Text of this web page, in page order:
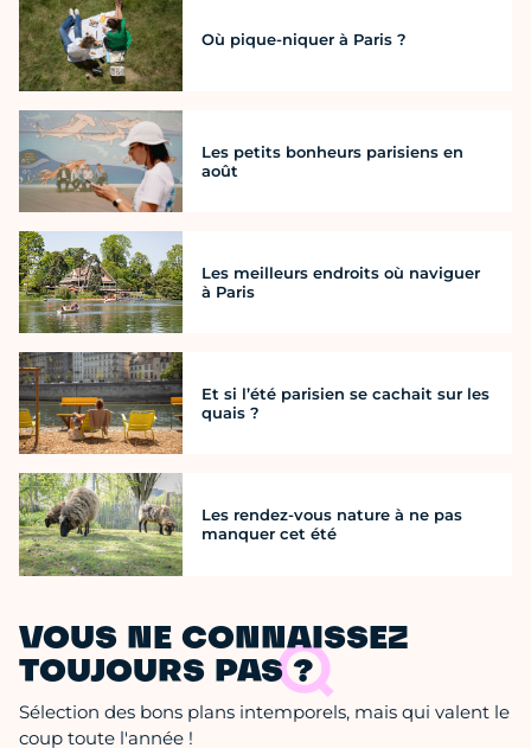
Où pique-niquer à Paris ?
Les petits bonheurs parisiens en
août
Les meilleurs endroits où naviguer
à Paris
Et si l’été parisien se cachait sur les
quais ?
Les rendez-vous nature à ne pas
manquer cet été
VOUS NE CONNAISSEZ
TOUJOURS PAS ?
Sélection des bons plans intemporels, mais qui valent le
coup toute l'année !